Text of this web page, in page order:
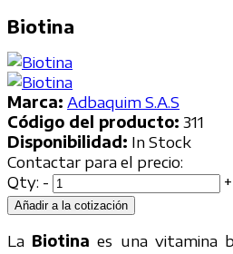
Biotina
Marca: Adbaquim S.A.S
Código del producto: 311
Disponibilidad: In Stock
Contactar para el precio:
Qty: - +
Añadir a la cotización
La Biotina es una vitamina